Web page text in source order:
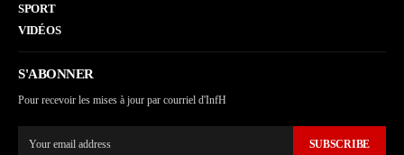
SPORT
VIDÉOS
S'ABONNER
Pour recevoir les mises à jour par courriel d'InfH
SUBSCRIBE